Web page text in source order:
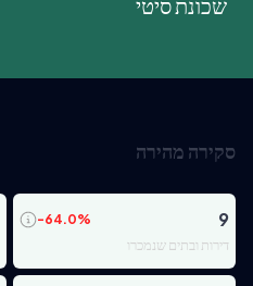
סקירה מהירה
9
-64.0%
דירות ובתים שנמכרו